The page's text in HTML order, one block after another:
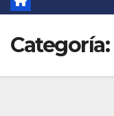
Categoría: